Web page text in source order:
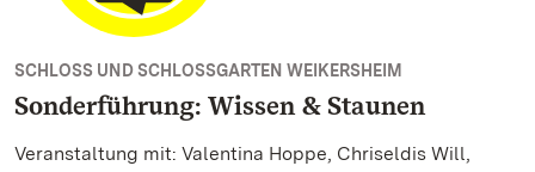
SCHLOSS UND SCHLOSSGARTEN WEIKERSHEIM
Sonderführung: Wissen & Staunen
Veranstaltung mit: Valentina Hoppe, Chriseldis Will,